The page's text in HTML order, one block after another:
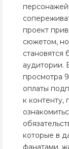
проект
сюжетом,
становятся
аудитории.
просмотра
оплаты
к контенту,
которые в
фанатами,